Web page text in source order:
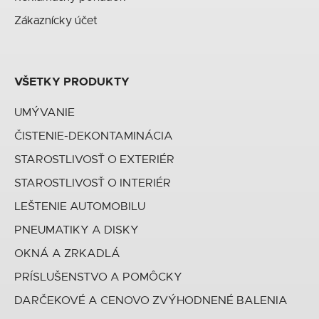
Zákaznícky účet
VŠETKY PRODUKTY
UMÝVANIE
ČISTENIE-DEKONTAMINÁCIA
STAROSTLIVOSŤ O EXTERIÉR
STAROSTLIVOSŤ O INTERIÉR
LEŠTENIE AUTOMOBILU
PNEUMATIKY A DISKY
OKNÁ A ZRKADLÁ
PRÍSLUŠENSTVO A POMÔCKY
DARČEKOVÉ A CENOVO ZVÝHODNENÉ BALENIA